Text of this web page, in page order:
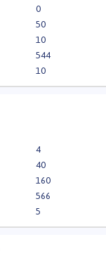
0
50
10
544
10
4
40
160
566
5